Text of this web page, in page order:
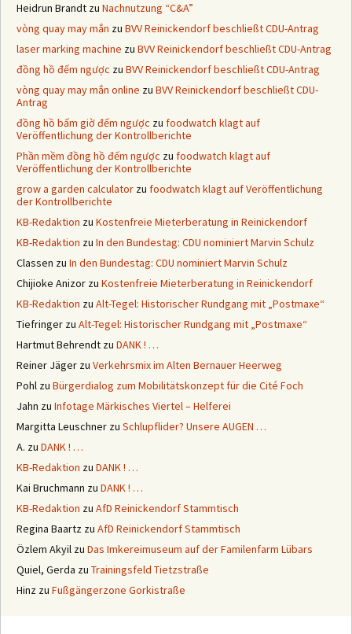
Heidrun Brandt zu Nachnutzung “C&A”
vòng quay may mắn zu BVV Reinickendorf beschließt CDU-Antrag
laser marking machine zu BVV Reinickendorf beschließt CDU-Antrag
đồng hồ đếm ngược zu BVV Reinickendorf beschließt CDU-Antrag
vòng quay may mắn online zu BVV Reinickendorf beschließt CDU-
Antrag
đồng hồ bấm giờ đếm ngược zu foodwatch klagt auf
Veröffentlichung der Kontrollberichte
Phần mềm đồng hồ đếm ngược zu foodwatch klagt auf
Veröffentlichung der Kontrollberichte
grow a garden calculator zu foodwatch klagt auf Veröffentlichung
der Kontrollberichte
KB-Redaktion zu Kostenfreie Mieterberatung in Reinickendorf
KB-Redaktion zu In den Bundestag: CDU nominiert Marvin Schulz
Classen zu In den Bundestag: CDU nominiert Marvin Schulz
Chijioke Anizor zu Kostenfreie Mieterberatung in Reinickendorf
KB-Redaktion zu Alt-Tegel: Historischer Rundgang mit „Postmaxe“
Tiefringer zu Alt-Tegel: Historischer Rundgang mit „Postmaxe“
Hartmut Behrendt zu DANK ! …
Reiner Jäger zu Verkehrsmix im Alten Bernauer Heerweg
Pohl zu Bürgerdialog zum Mobilitätskonzept für die Cité Foch
Jahn zu Infotage Märkisches Viertel – Helferei
Margitta Leuschner zu Schlupflider? Unsere AUGEN …
A. zu DANK ! …
KB-Redaktion zu DANK ! …
Kai Bruchmann zu DANK ! …
KB-Redaktion zu AfD Reinickendorf Stammtisch
Regina Baartz zu AfD Reinickendorf Stammtisch
Özlem Akyil zu Das Imkereimuseum auf der Familenfarm Lübars
Quiel, Gerda zu Trainingsfeld Tietzstraße
Hinz zu Fußgängerzone Gorkistraße